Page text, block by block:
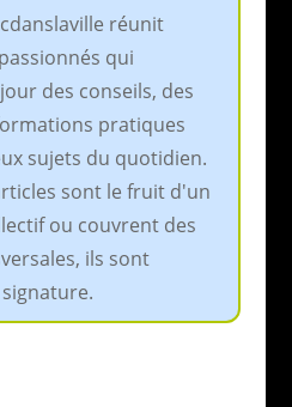
réunit
qui
des conseils, des
pratiques
sujets du quotidien.
sont le fruit d'un
ou couvrent des
ils sont